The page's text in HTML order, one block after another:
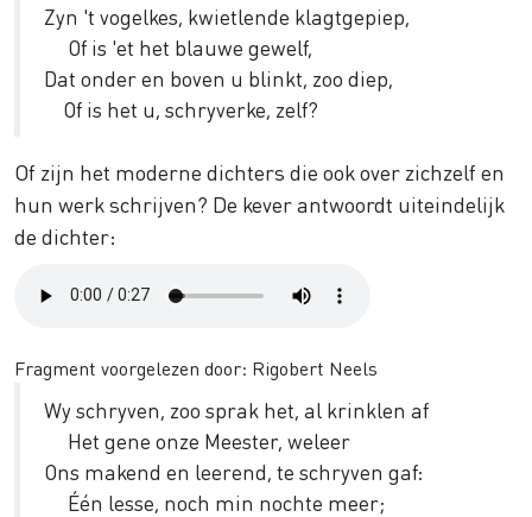
Zyn 't vogelkes, kwietlende klagtgepiep,
Of is 'et het blauwe gewelf,
Dat onder en boven u blinkt, zoo diep,
Of is het u, schryverke, zelf?
Of zijn het moderne dichters die ook over zichzelf en
hun werk schrijven? De kever antwoordt uiteindelijk
de dichter:
file
Fragment voorgelezen door: Rigobert Neels
Wy schryven, zoo sprak het, al krinklen af
Het gene onze Meester, weleer
Ons makend en leerend, te schryven gaf:
Één lesse, noch min nochte meer;